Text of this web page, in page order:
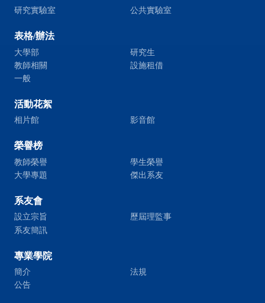
研究實驗室 公共實驗室
表格/辦法
大學部
研究生
教師相關
設施租借
一般
活動花絮
相片館 影音館
榮譽榜
教師榮譽
學生榮譽
大學專題
傑出系友
系友會
設立宗旨
歷屆理監事
系友簡訊
專業學院
簡介
法規
公告